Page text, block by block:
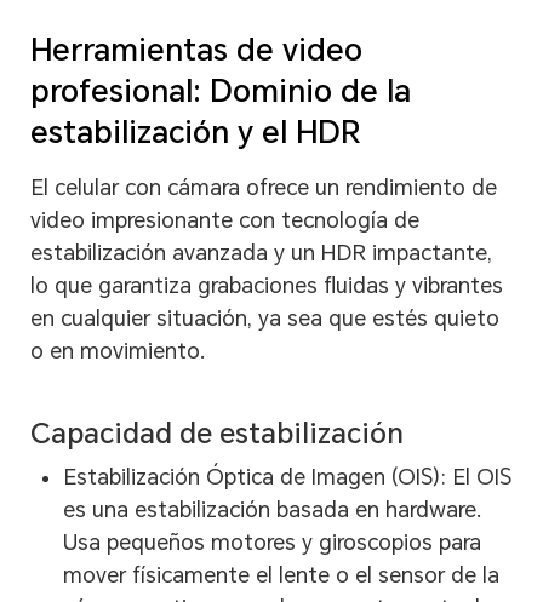
Herramientas de video
profesional: Dominio de la
estabilización y el HDR
El celular con cámara ofrece un rendimiento de
video impresionante con tecnología de
estabilización avanzada y un HDR impactante,
lo que garantiza grabaciones fluidas y vibrantes
en cualquier situación, ya sea que estés quieto
o en movimiento.
Capacidad de estabilización
Estabilización Óptica de Imagen (OIS): El OIS
es una estabilización basada en hardware.
Usa pequeños motores y giroscopios para
mover físicamente el lente o el sensor de la